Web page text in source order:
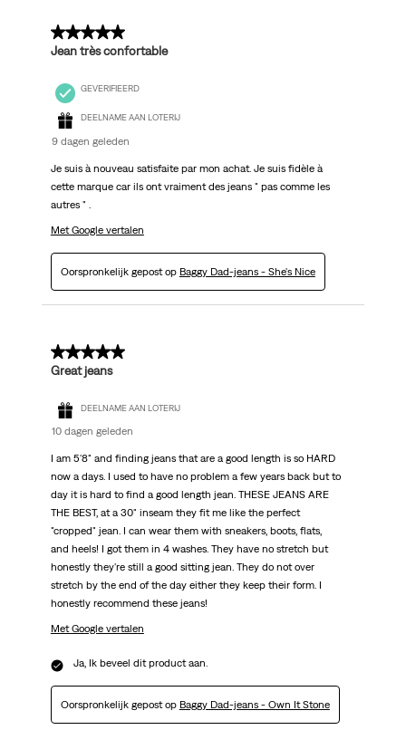
5 van 5 sterren.
Jean très confortable
GEVERIFIEERD
DEELNAME AAN LOTERIJ
9 dagen geleden
Je suis à nouveau satisfaite par mon achat. Je suis fidèle à
cette marque car ils ont vraiment des jeans " pas comme les
autres " .
Met Google vertalen
Oorspronkelijk gepost op Baggy Dad-jeans - She's Nice
5 van 5 sterren.
Great jeans
DEELNAME AAN LOTERIJ
10 dagen geleden
I am 5'8" and finding jeans that are a good length is so HARD
now a days. I used to have no problem a few years back but to
day it is hard to find a good length jean. THESE JEANS ARE
THE BEST, at a 30" inseam they fit me like the perfect
"cropped" jean. I can wear them with sneakers, boots, flats,
and heels! I got them in 4 washes. They have no stretch but
honestly they're still a good sitting jean. They do not over
stretch by the end of the day either they keep their form. I
honestly recommend these jeans!
Met Google vertalen
Ja, Ik beveel dit product aan.
Oorspronkelijk gepost op Baggy Dad-jeans - Own It Stone